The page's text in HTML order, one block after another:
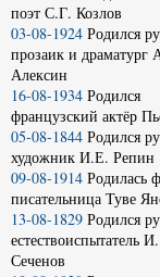
поэт С.Г. Козлов
03-08-1924 Родился
прозаик и драматург
Алексин
16-08-1934 Родился
французский актёр
05-08-1844 Родился
художник И.Е. Репин
09-08-1914 Родилась
писательница Туве
13-08-1829 Родился
естествоиспытатель
Сеченов